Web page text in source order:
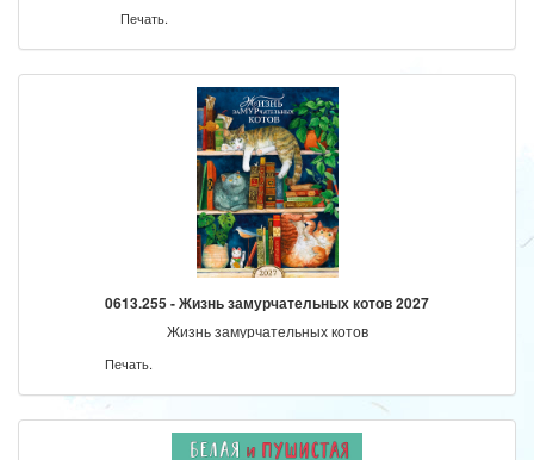
Печать.
0613.255 - Жизнь замурчательных котов 2027
Жизнь замурчательных котов
Печать.